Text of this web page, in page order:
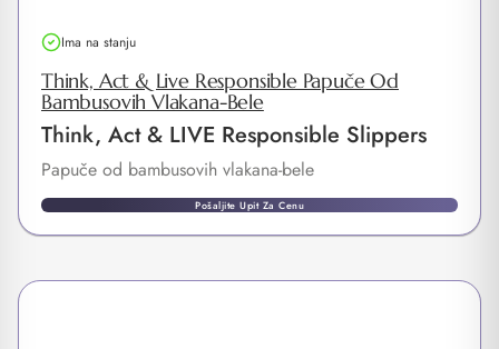
Ima na stanju
Think, Act & Live Responsible Papuče Od
Bambusovih Vlakana-Bele
Think, Act & LIVE Responsible Slippers
Papuče od bambusovih vlakana-bele
Pošaljite Upit Za Cenu